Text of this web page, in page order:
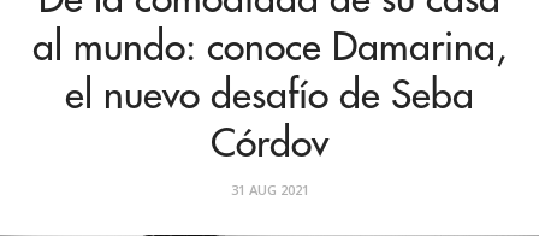
al mundo: conoce Damarina,
el nuevo desafío de Seba
Córdov
31 AUG 2021